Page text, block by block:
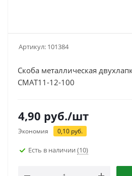
Артикул: 101384
Скоба металлическая
CMAT11-12-100
4,90 руб./шт
Экономия 0,10 руб.
Есть в наличии (10)